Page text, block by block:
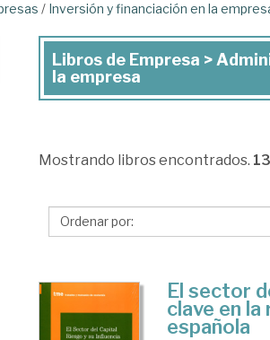
/ Inversión y financiación en la
Libros
de
>
Gestión
de
>
Inversión
Libros de Empresa >
la empresa
Mostrando libros encontrados. 13
El sector
clave en
española